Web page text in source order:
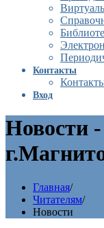
Контакты
Вход
Главная/
Читателям/
Новости